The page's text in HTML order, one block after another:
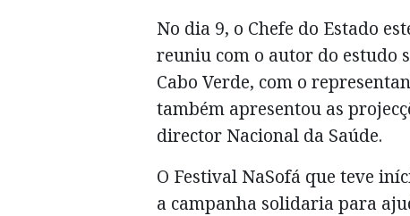
No dia 9, o Chefe do Estado
reuniu com o autor do estudo
Cabo Verde, com o
também apresentou as
director Nacional da Saúde.
O Festival NaSofá que teve
a campanha solidaria para